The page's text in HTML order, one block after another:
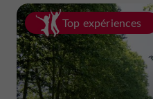
Top expériences